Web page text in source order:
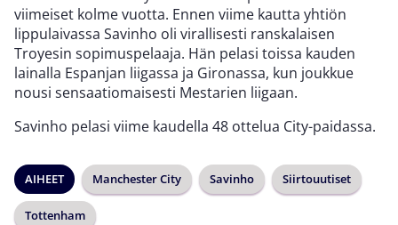
viimeiset kolme vuotta. Ennen viime kautta yhtiön
lippulaivassa Savinho oli virallisesti ranskalaisen
Troyesin sopimuspelaaja. Hän pelasi toissa kauden
lainalla Espanjan liigassa ja Gironassa, kun joukkue
nousi sensaatiomaisesti Mestarien liigaan.
Savinho pelasi viime kaudella 48 ottelua City-paidassa.
AIHEET Manchester City Savinho Siirtouutiset
Tottenham